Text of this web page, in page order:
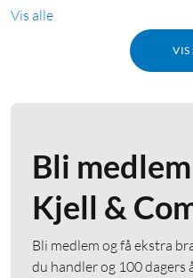
Vis alle
VIS
Bli
Kjell &
Bli medlem og få ekstra
du handler og 100